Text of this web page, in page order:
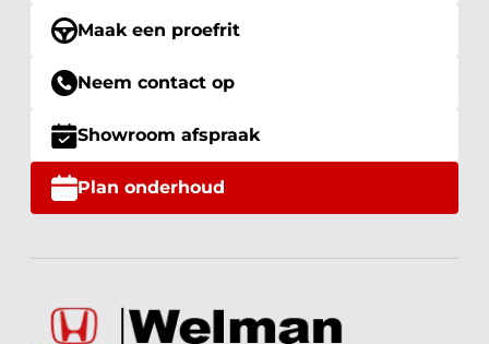
Maak een proefrit
Neem contact op
Showroom afspraak
Plan onderhoud